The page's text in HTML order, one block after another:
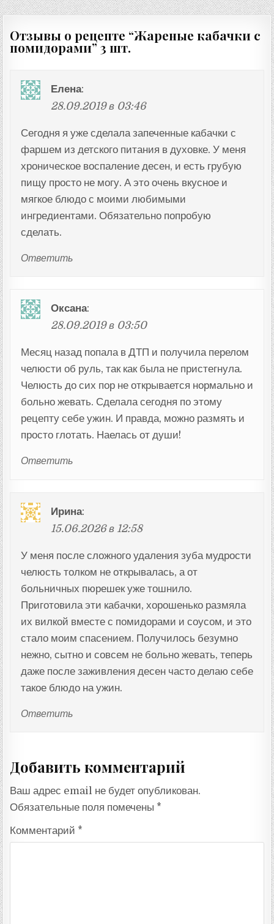
по
записям
Отзывы о рецепте “Жареные кабачки с
помидорами” 3 шт.
Елена:
28.09.2019 в 03:46
Сегодня я уже сделала запеченные кабачки с
фаршем из детского питания в духовке. У меня
хроническое воспаление десен, и есть грубую
пищу просто не могу. А это очень вкусное и
мягкое блюдо с моими любимыми
ингредиентами. Обязательно попробую
сделать.
Ответить
Оксана:
28.09.2019 в 03:50
Месяц назад попала в ДТП и получила перелом
челюсти об руль, так как была не пристегнула.
Челюсть до сих пор не открывается нормально и
больно жевать. Сделала сегодня по этому
рецепту себе ужин. И правда, можно размять и
просто глотать. Наелась от души!
Ответить
Ирина:
15.06.2026 в 12:58
У меня после сложного удаления зуба мудрости
челюсть толком не открывалась, а от
больничных пюрешек уже тошнило.
Приготовила эти кабачки, хорошенько размяла
их вилкой вместе с помидорами и соусом, и это
стало моим спасением. Получилось безумно
нежно, сытно и совсем не больно жевать, теперь
даже после заживления десен часто делаю себе
такое блюдо на ужин.
Ответить
Добавить комментарий
Ваш адрес email не будет опубликован.
Обязательные поля помечены *
Комментарий *